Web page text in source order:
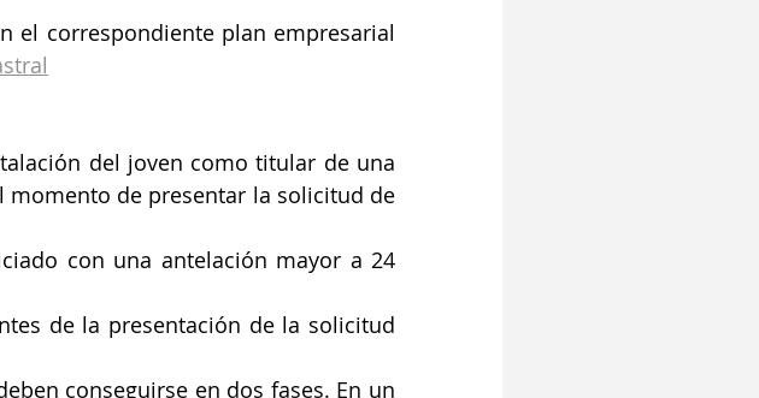
el correspondiente plan empresarial
del joven como titular de una
momento de presentar la solicitud de
con una antelación mayor a 24
de la presentación de la solicitud
conseguirse en dos fases. En un